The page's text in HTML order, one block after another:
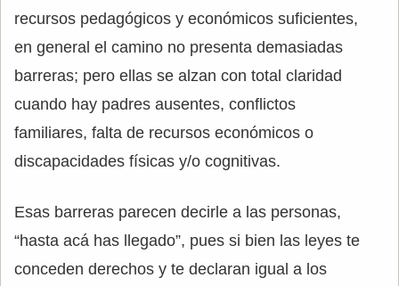
recursos pedagógicos y económicos suficientes,
en general el camino no presenta demasiadas
barreras; pero ellas se alzan con total claridad
cuando hay padres ausentes, conflictos
familiares, falta de recursos económicos o
discapacidades físicas y/o cognitivas.
Esas barreras parecen decirle a las personas,
“hasta acá has llegado”, pues si bien las leyes te
conceden derechos y te declaran igual a los